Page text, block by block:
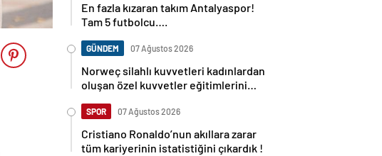
En fazla kızaran takım Antalyaspor!
Tam 5 futbolcu….
GÜNDEM 07 Ağustos 2026
Norweç silahlı kuvvetleri kadınlardan
oluşan özel kuvvetler eğitimlerini
SPOR 07 Ağustos 2026
Cristiano Ronaldo’nun akıllara zarar
tüm kariyerinin istatistiğini çıkardık !